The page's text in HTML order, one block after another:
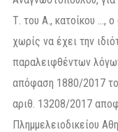
Τ. του Α., κατοίκου …,
χωρίς να έχει την
παραλειφθέντων
απόφαση 1880/2017
αριθ. 13208/2017
Πλημμελειοδικείου